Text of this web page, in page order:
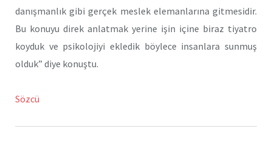
danışmanlık gibi gerçek meslek elemanlarına gitmesidir.
Bu konuyu direk anlatmak yerine işin içine biraz tiyatro
koyduk ve psikolojiyi ekledik böylece insanlara sunmuş
olduk” diye konuştu.
Sözcü